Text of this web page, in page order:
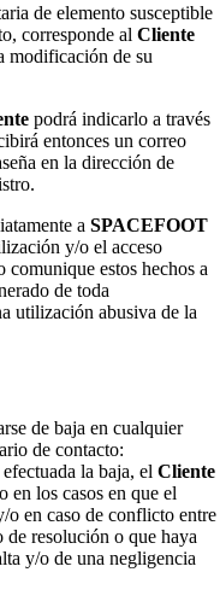
de elemento susceptible
corresponde al Cliente
modificación de su
podrá indicarlo a través
entonces un correo
en la dirección de
a SPACEFOOT
y/o el acceso
comunique estos hechos a
de toda
utilización abusiva de la
de baja en cualquier
de contacto:
la baja, el Cliente
en los casos en que el
o en caso de conflicto entre
de resolución o que haya
y/o de una negligencia